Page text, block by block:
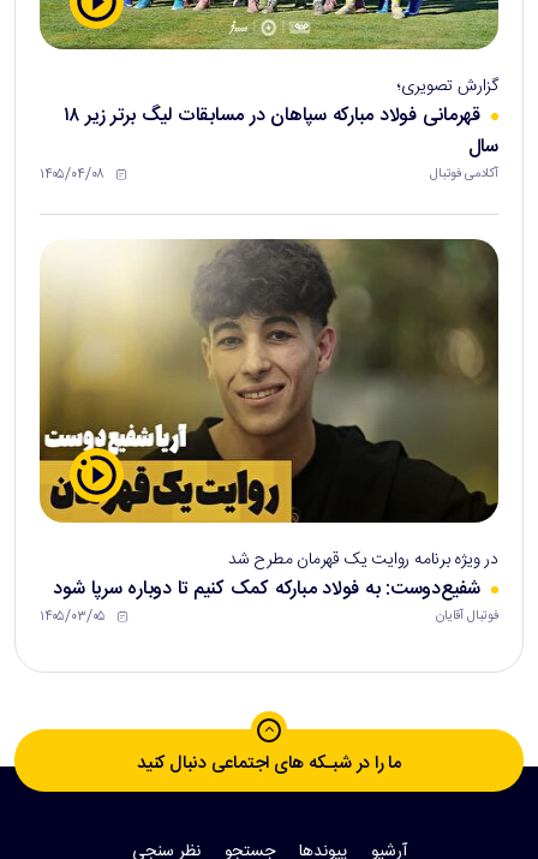
گزارش تصویری؛
قهرمانی فولاد مبارکه سپاهان در مسابقات لیگ برتر زیر ۱۸
سال
آکادمی فوتبال ۱۴۰۵/۰۴/۰۸
در ویژه برنامه روایت یک قهرمان مطرح شد
شفیع‌دوست: به فولاد مبارکه کمک کنیم تا دوباره سرپا شود
فوتبال آقایان ۱۴۰۵/۰۳/۰۵
ما را در شبـکه های اجتماعی دنبال کنید
آرشیو پیوندها جستجو نظر سنجی